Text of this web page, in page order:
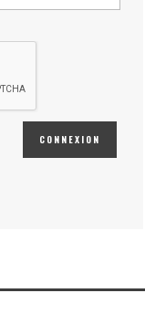
CONNEXION